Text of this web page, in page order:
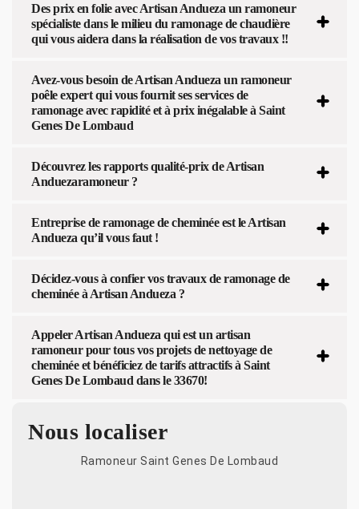
Des prix en folie avec Artisan Andueza un ramoneur
spécialiste dans le milieu du ramonage de chaudière
qui vous aidera dans la réalisation de vos travaux !!
Avez-vous besoin de Artisan Andueza un ramoneur
poêle expert qui vous fournit ses services de
ramonage avec rapidité et à prix inégalable à Saint
Genes De Lombaud
Découvrez les rapports qualité-prix de Artisan
Anduezaramoneur ?
Entreprise de ramonage de cheminée est le Artisan
Andueza qu’il vous faut !
Décidez-vous à confier vos travaux de ramonage de
cheminée à Artisan Andueza ?
Appeler Artisan Andueza qui est un artisan
ramoneur pour tous vos projets de nettoyage de
cheminée et bénéficiez de tarifs attractifs à Saint
Genes De Lombaud dans le 33670!
Nous localiser
Ramoneur Saint Genes De Lombaud